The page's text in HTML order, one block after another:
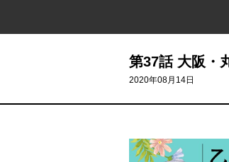
第37話 大阪・
2020年08月14日